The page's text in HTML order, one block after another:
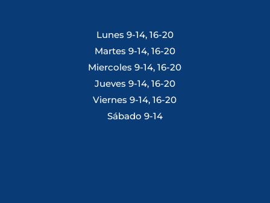
Lunes 9-14, 16-20
Martes 9-14, 16-20
Miercoles 9-14, 16-20
Jueves 9-14, 16-20
Viernes 9-14, 16-20
Sábado 9-14